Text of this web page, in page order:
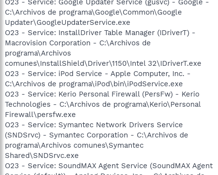
C:\Archivos de programa\Google\Common\Google
Updater\GoogleUpdaterService.exe
O23 - Service: InstallDriver Table Manager (IDriverT) -
Macrovision Corporation - C:\Archivos de
programa\Archivos
comunes\InstallShield\Driver\1150\Intel 32\IDriverT.exe
O23 - Service: iPod Service - Apple Computer, Inc. -
C:\Archivos de programa\iPod\bin\iPodService.exe
O23 - Service: Kerio Personal Firewall (PersFw) - Kerio
Technologies - C:\Archivos de programa\Kerio\Personal
Firewall\persfw.exe
O23 - Service: Symantec Network Drivers Service
(SNDSrvc) - Symantec Corporation - C:\Archivos de
programa\Archivos comunes\Symantec
Shared\SNDSrvc.exe
O23 - Service: SoundMAX Agent Service (SoundMAX Agent